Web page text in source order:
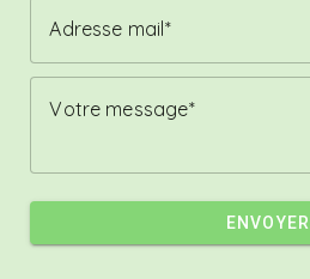
Adresse mail
Votre message
ENVOYER